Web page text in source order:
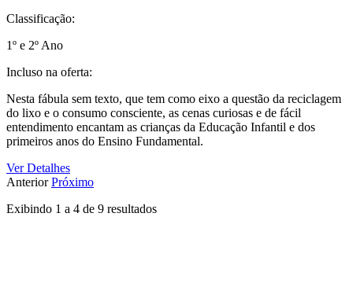
Classificação:
1º e 2º Ano
Incluso na oferta:
Nesta fábula sem texto, que tem como eixo a questão da reciclagem
do lixo e o consumo consciente, as cenas curiosas e de fácil
entendimento encantam as crianças da Educação Infantil e dos
primeiros anos do Ensino Fundamental.
Ver Detalhes
AnteriorPróximo
Exibindo 1 a 4 de 9 resultados